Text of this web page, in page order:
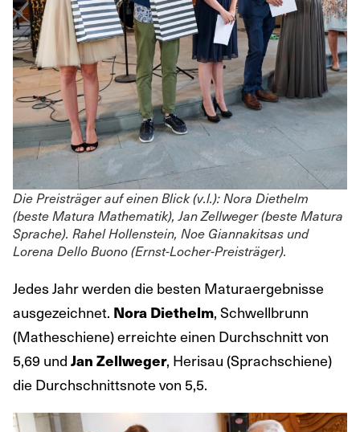
Die Preisträger auf einen Blick (v.l.): Nora Diethelm
(beste Matura Mathematik), Jan Zellweger (beste Matura
Sprache). Rahel Hollenstein, Noe Giannakitsas und
Lorena Dello Buono (Ernst-Locher-Preisträger).
Jedes Jahr werden die besten Maturaergebnisse
ausgezeichnet. Nora Diethelm, Schwellbrunn
(Matheschiene) erreichte einen Durchschnitt von
5,69 und Jan Zellweger, Herisau (Sprachschiene)
die Durchschnittsnote von 5,5.